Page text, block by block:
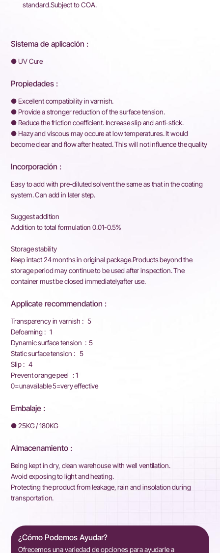
standard.Subject to COA.
Sistema de aplicación :
● UV Cure
Propiedades :
● Excellent compatibility in varnish.
● Provide a stronger reduction of the surface tension.
● Reduce the friction coefficient. Increase slip and anti-stick.
● Hazy and viscous may occure at low temperatures. It would
become clear and flow after heated. This will not influence the quality
Incorporación :
Easy to add with pre-diluted solvent the same as that in the coating
system. Can add in later step.
Suggest addition
Addition to total formulation 0.01-0.5%
Storage stability
Keep intact 24 months in original package.Products beyond the
storage period may continue to be used after inspection. The
container must be closed immediatelyafter use.
Applicate recommendation :
Transparency in varnish : 5
Defoaming : 1
Dynamic surface tension : 5
Static surface tension : 5
Slip : 4
Prevent orange peel : 1
0=unavailable 5=very effective
Embalaje :
● 25KG / 180KG
Almacenamiento :
Being kept in dry, clean warehouse with well ventilation.
Avoid exposing to light and heating.
Protecting the product from leakage, rain and insolation during
transportation.
¿Cómo Podemos Ayudar?
Ofrecemos una variedad de opciones para ayudarle a